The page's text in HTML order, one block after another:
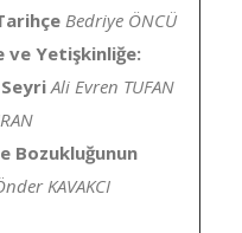
Bedriye ÖNCÜ
ve Yetişkinliğe:
Seyri Ali Evren TUFAN
Bozukluğunun
KAVAKCI